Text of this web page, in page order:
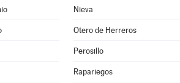
Nieva
Otero de Herreros
Perosillo
Rapariegos